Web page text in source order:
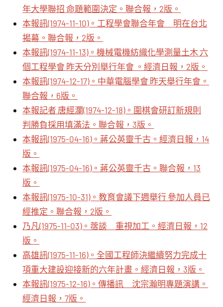
年大學聯招 命題範圍決定。聯合報，2版。
本報訊(1974-11-10)。工程學會聯合年會 明在台北
揭幕。聯合報，2版。
本報訊(1974-11-13)。機械電機紡織化學測量土木 六
個工程學會 昨天分別舉行年會 。經濟日報，2版。
本報訊(1974-12-17)。中華電腦學會 昨天舉行年會。
聯合報，6版。
本報記者 唐經瀾(1974-12-18)。圍棋會研訂新規則
判勝負採用填滿法。聯合報，3版。
本報訊(1975-04-16)。蔣公英靈千古。經濟日報，14
版。
本報訊(1975-04-16)。蔣公英靈千古。聯合報，13
版。
本報訊(1975-10-31)。教育會議下週舉行 參加人員已
經推定。聯合報，2版。
乃凡(1975-11-03)。蓿談 重視加工。經濟日報，12
版。
高雄訊(1975-11-16)。全國工程師決繼續努力完成十
項重大建設迎接新的六年計畫。經濟日報，3版。
本報訊(1975-12-16)。傳播訊 沈宗瀚明專題演講。
經濟日報，7版。